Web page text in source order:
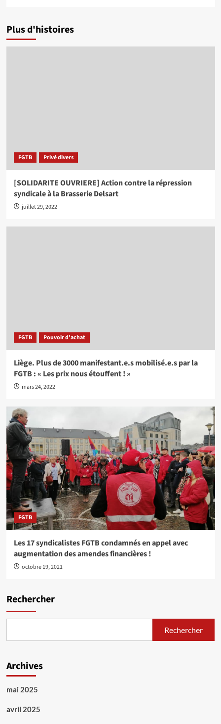
Plus d'histoires
FGTB Privé divers
[SOLIDARITE OUVRIERE] Action contre la répression
syndicale à la Brasserie Delsart
juillet 29, 2022
FGTB Pouvoir d'achat
Liège. Plus de 3000 manifestant.e.s mobilisé.e.s par la
FGTB : « Les prix nous étouffent ! »
mars 24, 2022
FGTB
Les 17 syndicalistes FGTB condamnés en appel avec
augmentation des amendes financières !
octobre 19, 2021
Rechercher
Rechercher
Archives
mai 2025
avril 2025